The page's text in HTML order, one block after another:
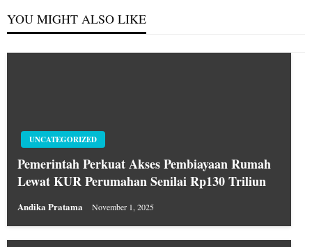
YOU MIGHT ALSO LIKE
UNCATEGORIZED
Pemerintah Perkuat Akses Pembiayaan Rumah
Lewat KUR Perumahan Senilai Rp130 Triliun
Andika Pratama November 1, 2025